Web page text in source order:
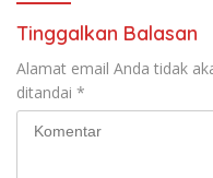
Tinggalkan Balasan
Alamat email Anda tidak
ditandai *